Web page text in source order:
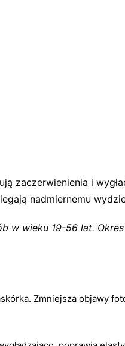
zaczerwienienia i
nadmiernemu
w wieku 19-56 lat.
Zmniejsza objawy